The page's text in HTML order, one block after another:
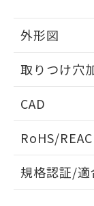
外形図
取りつけ穴
CAD
ドすること
RoHS/
EU RoHS 注
規格認証/適
品
を
※
下記の
とができ
EU
51物質
※本証明
もので
また、
物質の
欄に対
既に当